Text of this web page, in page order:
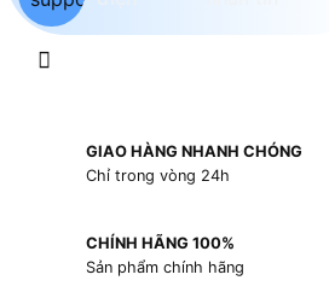
GIAO HÀNG NHANH CHÓNG
Chỉ trong vòng 24h
CHÍNH HÃNG 100%
Sản phẩm chính hãng